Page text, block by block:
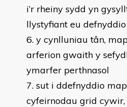
i’r rheiny sydd yn
llystyfiant eu defnyddio
y cynlluniau tân,
arferion gwaith y
ymarfer perthnasol
sut i ddefnyddio
cyfeirnodau grid